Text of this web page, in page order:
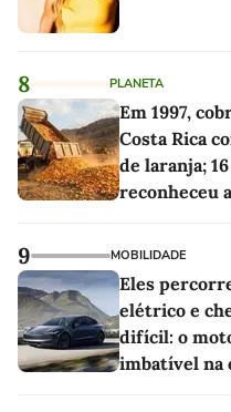
8 PLANETA
Em 1997,
Costa Rica
de laranja;
reconheceu
9 MOBILIDADE
Eles
elétrico e
difícil: o
imbatível na